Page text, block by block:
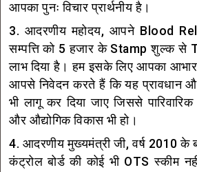
आपका पुनः विचार प्रार्थनीय है।
3. आदरणीय महोदय, आपने Blood
सम्पत्ति को 5 हजार के Stamp शुल्क से
लाभ दिया है। हम इसके लिए आपका
आपसे निवेदन करते हैं कि यह प्रावधान
भी लागू कर दिया जाए जिससे
और औद्योगिक विकास भी हो।
4. आदरणीय मुख्यमंत्री जी, वर्ष 2010 के
कंट्रोल बोर्ड की कोई भी OTS स्कीम